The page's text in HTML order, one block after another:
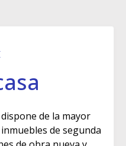
de la mayor
de segunda